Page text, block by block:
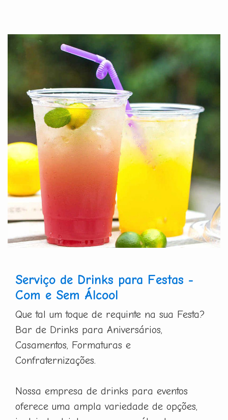
Serviço de Drinks para Festas -
Com e Sem Álcool
Que tal um toque de requinte na sua Festa?
Bar de Drinks para Aniversários,
Casamentos, Formaturas e
Confraternizações.
Nossa empresa de drinks para eventos
oferece uma ampla variedade de opções,